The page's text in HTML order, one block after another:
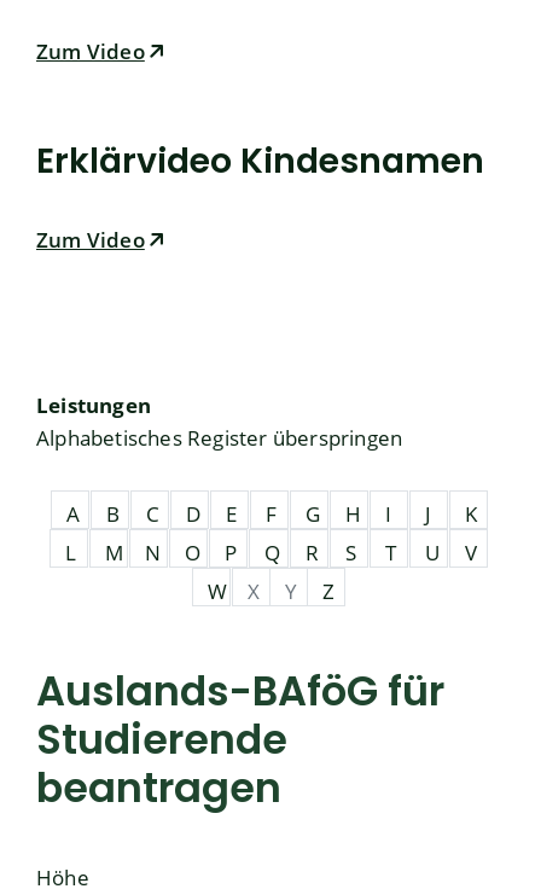
Zum Video
Erklärvideo Kindesnamen
Zum Video
Leistungen
Alphabetisches Register überspringen
A B C D E F G H I J
K
L
M N O P Q R S T U
V
W
X Y Z
Auslands-BAföG für
Studierende
beantragen
Höhe